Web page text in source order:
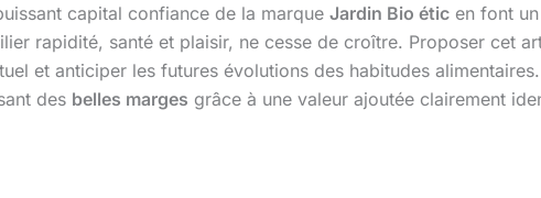
capital confiance de la marque Jardin Bio étic en font
rapidité, santé et plaisir, ne cesse de croître. Proposer cet
et anticiper les futures évolutions des habitudes
des belles marges grâce à une valeur ajoutée clairement